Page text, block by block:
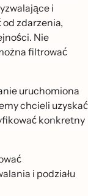
i
od zdarzenia,
Nie
filtrować
uruchomiona
chcieli uzyskać
konkretny
i podziału